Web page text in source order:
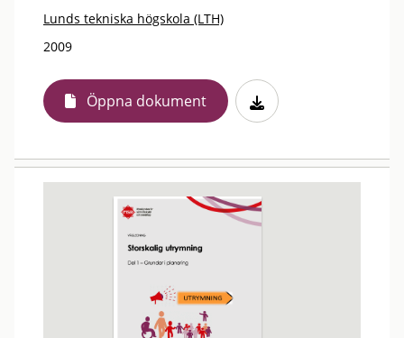
Lunds tekniska högskola (LTH)
2009
Öppna dokument